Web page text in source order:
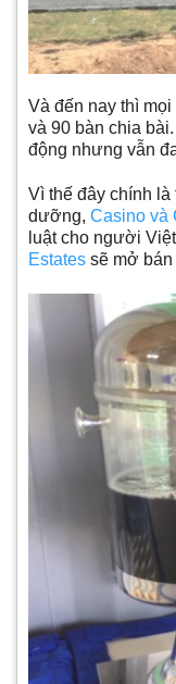
Và đến nay thì
và 90 bàn chia
động nhưng vẫn
Vì thế đây chính
dưỡng, Casino và
luật cho người
Estates sẽ mở